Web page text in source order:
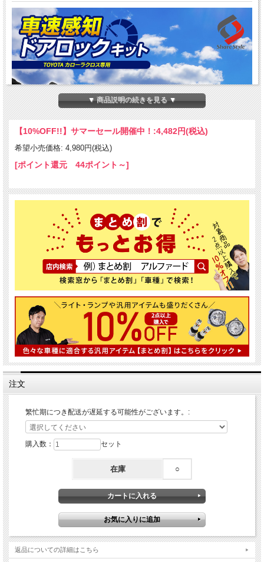
▼ 商品説明の続きを見る ▼
【10%OFF!!】サマーセール開催中！:4,482円(税込)
希望小売価格: 4,980円(税込)
[ポイント還元 44ポイント～]
注文
繁忙期につき配送が遅延する可能性がございます。:
購入数： セット
在庫 ○
返品についての詳細はこちら